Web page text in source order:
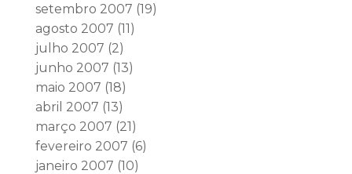
setembro 2007 (19)
agosto 2007 (11)
julho 2007 (2)
junho 2007 (13)
maio 2007 (18)
abril 2007 (13)
março 2007 (21)
fevereiro 2007 (6)
janeiro 2007 (10)